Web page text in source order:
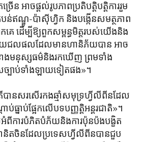
ើន ​អាចផ្តល់​រូបភាព​ប្រតិបត្តិបត្តិការ​រួម
តំបន់ឥណ្ឌូ-ប៉ាស៊ីហ្វិក ​និង​បង្កើនសមត្ថភាព​
ដើម្បីឱ្យ​ពួក​សម្ពន្ធមិត្តរបស់​យើង​និង​
ស័យ​ជលផល​ដែលមាន​ហានិភ័យ​បាន​ អាច
ងមនុស្សធម៌និងរក​ឃើញ​ ព្រមទាំង​
បាប់​ទាំងឡាយ​ទៀតផង»។
ាន​សរសើរកងឆ្មាំ​សមុទ្រហ្វីលីពីនដែល​
ធ្នាប់ផ្អែកលើ​បទបញ្ញត្តិ​អន្តរជាតិ»។​
ការ​បំភិត​បំភ័យ​និង​ការ​ប៉ុនប៉ង​បង្ខិត
ានិត​ចិន​ដែលប្រទេស​ហ្វីលីពីន​បាន​ជួប​